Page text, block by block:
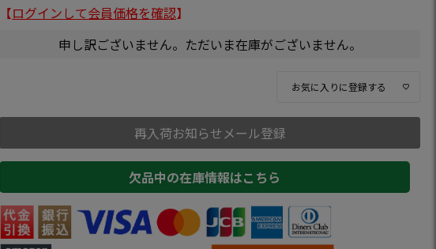
【ログインして会員価格を確認】
申し訳ございません。ただいま在庫がございません。
お気に入りに登録する
再入荷お知らせメール登録
欠品中の在庫情報はこちら